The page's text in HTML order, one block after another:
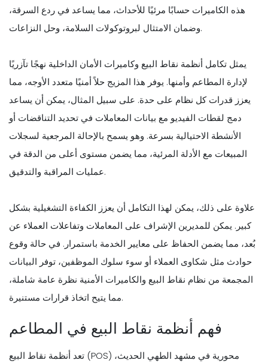
هذه الكاميرات حسابًا مرئيًا للأحداث، مما يساعد في ردع السرقة،
وضمان الامتثال لبروتوكولات السلامة، وحل النزاعات.
يمثل تكامل أنظمة نقاط البيع وكاميرات الأمان الداخلية نهجًا تآزريًا
لإدارة المطاعم وأمنها. يوفر هذا المزيج حلاً أمنيًا متعدد الأوجه، مما
يعزز قدرات كل نظام على حدة. على سبيل المثال، يمكن أن يساعد
دمج لقطات الفيديو مع بيانات المعاملات في تحديد التناقضات أو
الأنشطة الاحتيالية بسرعة. وهو يسمح بالإحالة المرجعية لسجلات
المبيعات مع الأدلة المرئية، مما يضمن مستوى أعلى من الدقة في
عمليات المراقبة والتدقيق.
علاوة على ذلك، يمكن لهذا التكامل أن يعزز الكفاءة التشغيلية بشكل
كبير. يمكن للمديرين الإشراف على المعاملات وتفاعلات العملاء عن
بُعد، مما يضمن الحفاظ على معايير الخدمة باستمرار. في حالة وقوع
حوادث مثل شكاوى العملاء أو سوء سلوك الموظفين، توفر البيانات
المجمعة من نظام نقاط البيع والكاميرات الأمنية نظرة عامة شاملة،
مما يتيح اتخاذ قرارات مستنيرة.
فهم أنظمة نقاط البيع في المطاعم
تعد أنظمة نقاط البيع (POS) محورية في مشهد الطهي الحديث،